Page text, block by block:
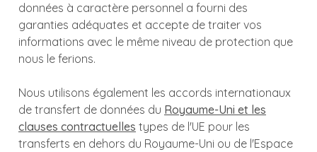
données à caractère personnel a fourni des
garanties adéquates et accepte de traiter vos
informations avec le même niveau de protection que
nous le ferions.
Nous utilisons également les accords internationaux
de transfert de données du Royaume-Uni et les
clauses contractuelles types de l'UE pour les
transferts en dehors du Royaume-Uni ou de l'Espace